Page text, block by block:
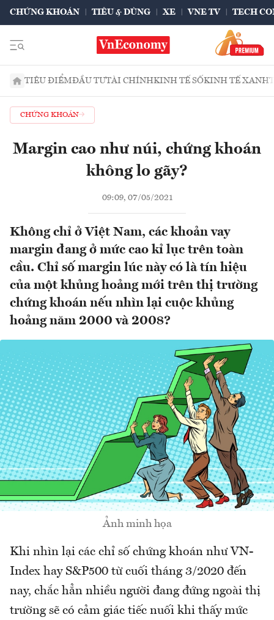
CHỨNG KHOÁN TIÊU & DÙNG XE VNE TV TECH
TIÊU ĐIỂMĐẦU TƯTÀI CHÍNHKINH TẾ SỐKINH TẾ XANH
CHỨNG KHOÁN
Margin cao như núi, chứng khoán
không lo gãy?
09:09, 07/05/2021
Không chỉ ở Việt Nam, các khoản vay
margin đang ở mức cao kỉ lục trên toàn
cầu. Chỉ số margin lúc này có là tín hiệu
của một khủng hoảng mới trên thị trường
chứng khoán nếu nhìn lại cuộc khủng
hoảng năm 2000 và 2008?
Ảnh minh họa
Khi nhìn lại các chỉ số chứng khoán như VN-
Index hay S&P500 từ cuối tháng 3/2020 đến
nay, chắc hẳn nhiều người đang đứng ngoài thị
trường sẽ có cảm giác tiếc nuối khi thấy mức